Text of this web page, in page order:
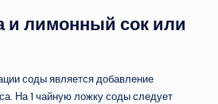
и лимонный сок или
соды является добавление
На 1 чайную ложку соды следует